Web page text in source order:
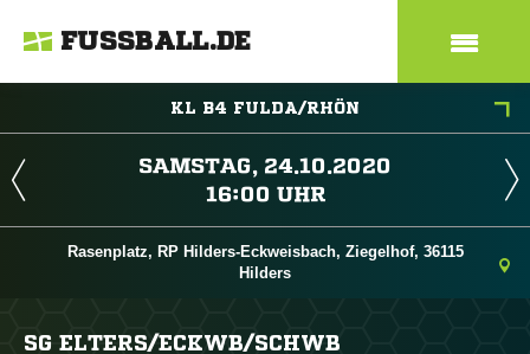
FUSSBALL.DE
KL B4 FULDA/RHÖN
 
 
Rasenplatz, RP Hilders-Eckweisbach, Ziegelhof, 36115
Hilders
SG ELTERS/​ECKWB/​SCHWB